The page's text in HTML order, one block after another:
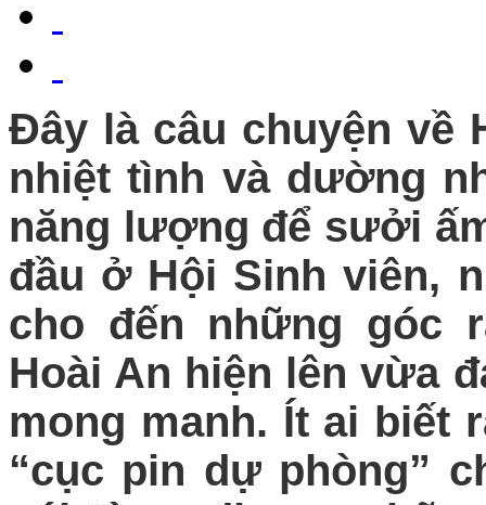
Đây là câu chuyện về
nhiệt tình và dường
năng lượng để sưởi
đầu ở Hội Sinh viên,
cho đến những góc
Hoài An hiện lên vừa
mong manh. Ít ai biết
“cục pin dự phòng”